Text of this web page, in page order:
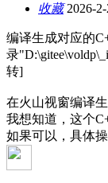
收藏2026-2-
编译生成对应的
录
转]
在火山视窗编译
我想知道，这个
如果可以，具体